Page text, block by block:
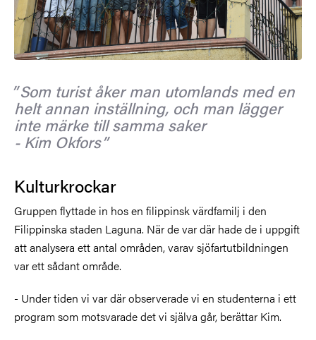
Som turist åker man utomlands med en
helt annan inställning, och man lägger
inte märke till samma saker
- Kim Okfors
Kulturkrockar
Gruppen flyttade in hos en filippinsk värdfamilj i den
Filippinska staden Laguna. När de var där hade de i uppgift
att analysera ett antal områden, varav sjöfartutbildningen
var ett sådant område.
- Under tiden vi var där observerade vi en studenterna i ett
program som motsvarade det vi själva går, berättar Kim.